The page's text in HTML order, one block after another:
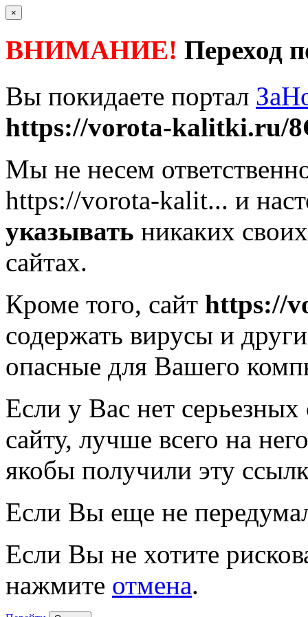
×
ВНИМАНИЕ! Переход
Вы покидаете портал
https://vorota-kalitki.ru/
Мы не несем
https://vorota-kalit... и
указывать никаких
сайтах.
Кроме того, сайт https://
содержать вирусы и
опасные для Вашего
Если у Вас нет
сайту, лучше всего на
якобы получили эту
Если Вы еще не
Если Вы не хотите
нажмите отмена.